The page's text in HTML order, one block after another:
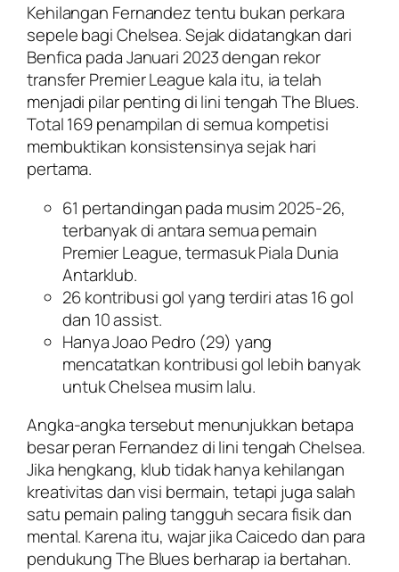
Kehilangan Fernandez tentu bukan perkara
sepele bagi Chelsea. Sejak didatangkan dari
Benfica pada Januari 2023 dengan rekor
transfer Premier League kala itu, ia telah
menjadi pilar penting di lini tengah The Blues.
Total 169 penampilan di semua kompetisi
membuktikan konsistensinya sejak hari
pertama.
61 pertandingan pada musim 2025-26,
terbanyak di antara semua pemain
Premier League, termasuk Piala Dunia
Antarklub.
26 kontribusi gol yang terdiri atas 16 gol
dan 10 assist.
Hanya Joao Pedro (29) yang
mencatatkan kontribusi gol lebih banyak
untuk Chelsea musim lalu.
Angka-angka tersebut menunjukkan betapa
besar peran Fernandez di lini tengah Chelsea.
Jika hengkang, klub tidak hanya kehilangan
kreativitas dan visi bermain, tetapi juga salah
satu pemain paling tangguh secara fisik dan
mental. Karena itu, wajar jika Caicedo dan para
pendukung The Blues berharap ia bertahan.